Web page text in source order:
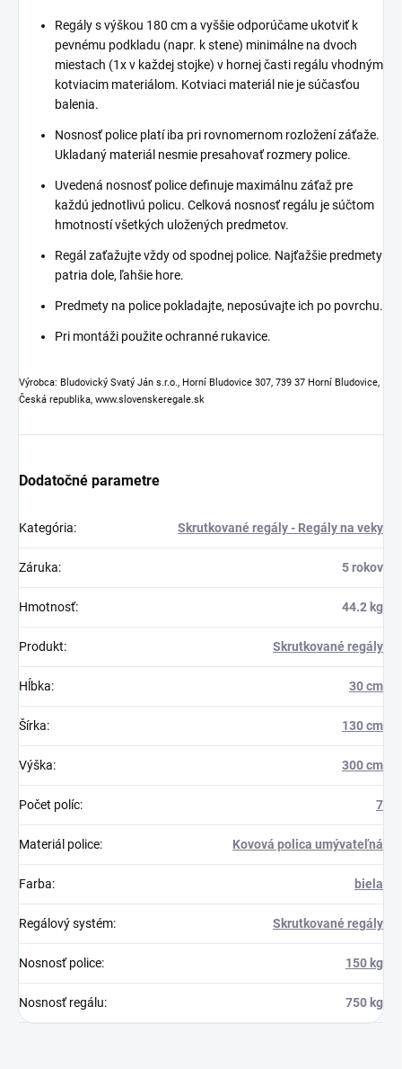
Regály s výškou 180 cm a vyššie odporúčame ukotviť k
pevnému podkladu (napr. k stene) minimálne na dvoch
miestach (1x v každej stojke) v hornej časti regálu vhodným
kotviacim materiálom. Kotviaci materiál nie je súčasťou
balenia.
Nosnosť police platí iba pri rovnomernom rozložení záťaže.
Ukladaný materiál nesmie presahovať rozmery police.
Uvedená nosnosť police definuje maximálnu záťaž pre
každú jednotlivú policu. Celková nosnosť regálu je súčtom
hmotností všetkých uložených predmetov.
Regál zaťažujte vždy od spodnej police. Najťažšie predmety
patria dole, ľahšie hore.
Predmety na police pokladajte, neposúvajte ich po povrchu.
Pri montáži použite ochranné rukavice.
Výrobca: Bludovický Svatý Ján s.r.o., Horní Bludovice 307, 739 37 Horní Bludovice,
Česká republika, www.slovenskeregale.sk
Dodatočné parametre
Kategória: Skrutkované regály - Regály na veky
Záruka: 5 rokov
Hmotnosť: 44.2 kg
Produkt: Skrutkované regály
Hĺbka: 30 cm
Šírka: 130 cm
Výška: 300 cm
Počet políc: 7
Materiál police: Kovová polica umývateľná
Farba: biela
Regálový systém: Skrutkované regály
Nosnosť police: 150 kg
Nosnosť regálu: 750 kg